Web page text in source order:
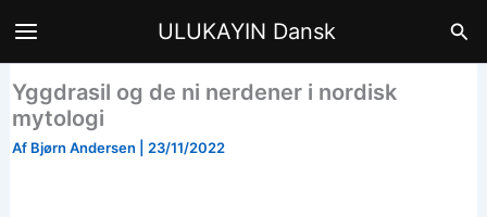
ULUKAYIN Dansk Søg
Yggdrasil og de ni nerdener i nordisk
mytologi
Af Bjørn Andersen 23/11/2022